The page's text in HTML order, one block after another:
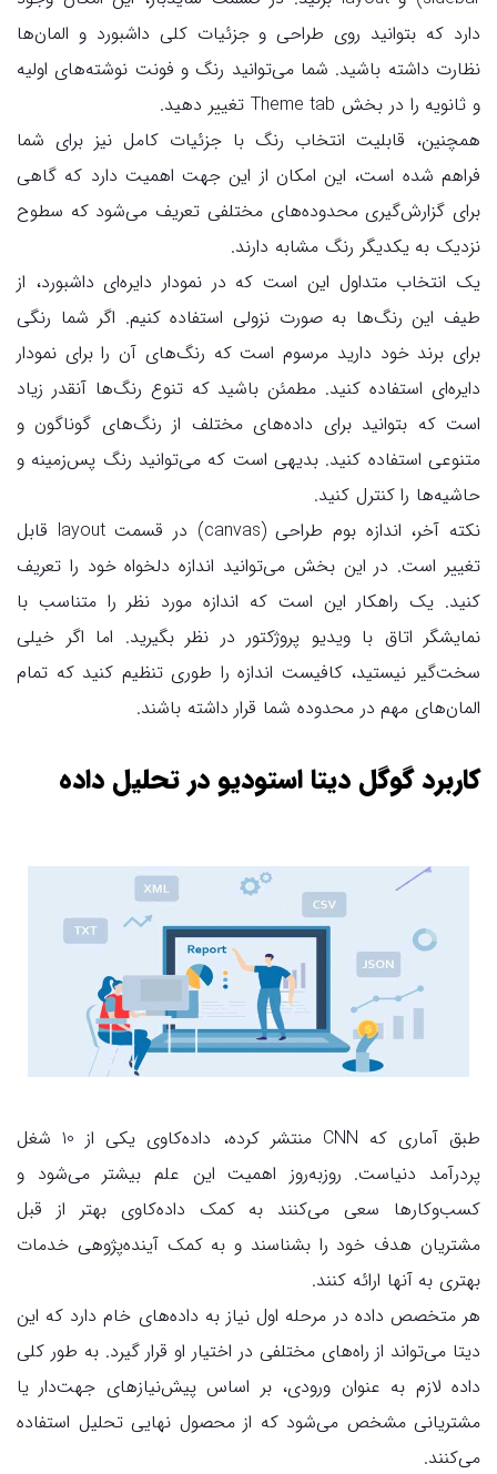
دارد که بتوانید روی طراحی و جزئیات کلی داشبورد و المان‌ها
نظارت داشته باشید. شما می‌توانید رنگ و فونت نوشته‌‌های اولیه
و ثانویه را در بخش Theme tab تغییر دهید.
همچنین، قابلیت انتخاب رنگ با جزئیات کامل نیز برای شما
فراهم شده است، این امکان از این جهت اهمیت دارد که گاهی
برای گزارش‌گیری محدوده‌های مختلفی تعریف می‌شود که سطوح
نزدیک به یکدیگر رنگ مشابه دارند.
یک انتخاب متداول این است که در نمودار دایره‌ای داشبورد، از
طیف این رنگ‌ها به صورت نزولی استفاده کنیم. اگر شما رنگی
برای برند خود دارید مرسوم است که رنگ‌های آن را برای نمودار
دایره‌ای استفاده کنید. مطمئن باشید که تنوع رنگ‌ها آنقدر زیاد
است که بتوانید برای داده‌های مختلف از رنگ‌های گوناگون و
متنوعی استفاده کنید. بدیهی است که می‌توانید رنگ پس‌زمینه و
حاشیه‌ها را کنترل کنید.
نکته آخر، اندازه بوم طراحی (canvas) در قسمت layout قابل
تغییر است. در این بخش می‌توانید اندازه دلخواه خود را تعریف
کنید. یک راهکار این است که اندازه مورد نظر را متناسب با
نمایشگر اتاق با ویدیو پروژکتور در نظر بگیرید. اما اگر خیلی
سخت‌گیر نیستید، کافیست اندازه را طوری تنظیم کنید که تمام
المان‌های مهم در محدوده شما قرار داشته باشند.
کاربرد گوگل دیتا استودیو در تحلیل داده
طبق آماری که CNN منتشر کرده، داده‌کاوی یکی از 10 شغل
پردرآمد دنیاست. روزبه‌روز اهمیت این علم بیشتر می‌شود و
کسب‌وکارها سعی می‌کنند به کمک داده‌کاوی بهتر از قبل
مشتریان هدف خود را بشناسند و به کمک آینده‌پژوهی خدمات
بهتری به آنها ارائه کنند.
هر متخصص داده در مرحله اول نیاز به داده‌های خام دارد که این
دیتا می‌تواند از راه‌های مختلفی در اختیار او قرار گیرد. به طور کلی
داده لازم به عنوان ورودی، بر اساس پیش‌نیازهای جهت‌دار یا
مشتریانی مشخص می‌شود که از محصول نهایی تحلیل استفاده
می‌کنند.